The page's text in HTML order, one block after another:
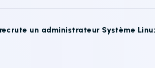
un administrateur Système